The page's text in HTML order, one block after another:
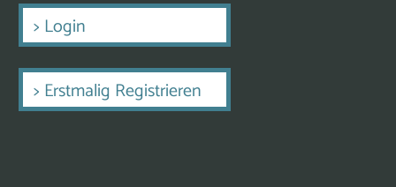
> Login
> Erstmalig Registrieren